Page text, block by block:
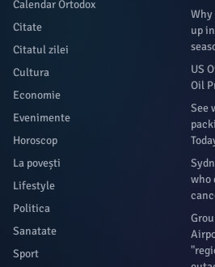
Calendar Ortodox
Citate
Citatul zilei
Cultura
Economie
Evenimente
Horoscop
La povești
Lifestyle
Politica
Sanatate
Sport
Why
up
US
Oil
See
who